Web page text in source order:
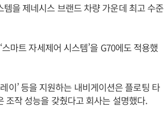
을 제네시스 브랜드 차량 가운데 최고 수준
마트 자세제어 시스템’을 G70에도 적용했
이’ 등을 지원하는 내비게이션은 플로팅 타
조작 성능을 갖췄다고 회사는 설명했다.